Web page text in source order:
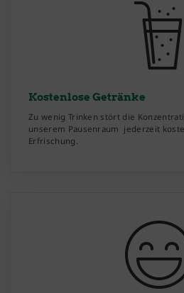
Kostenlose Getränke
Zu wenig Trinken stört die
unserem Pausenraum jederzeit
Erfrischung.